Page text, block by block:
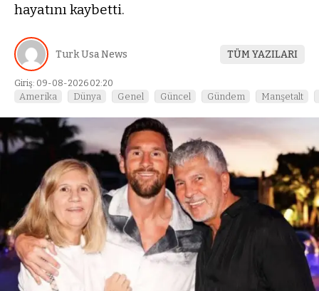
hayatını kaybetti.
Turk Usa News TÜM YAZILARI
Giriş: 09-08-2026 02:20
Amerika Dünya Genel Güncel Gündem Manşetalt